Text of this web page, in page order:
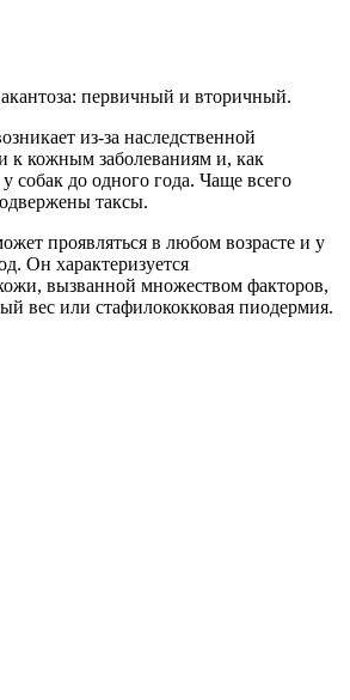
первичный и вторичный.
из-за наследственной
к кожным заболеваниям и, как
собак до одного года. Чаще всего
таксы.
проявляться в любом возрасте и у
Он характеризуется
вызванной множеством факторов,
вес или стафилококковая пиодермия.